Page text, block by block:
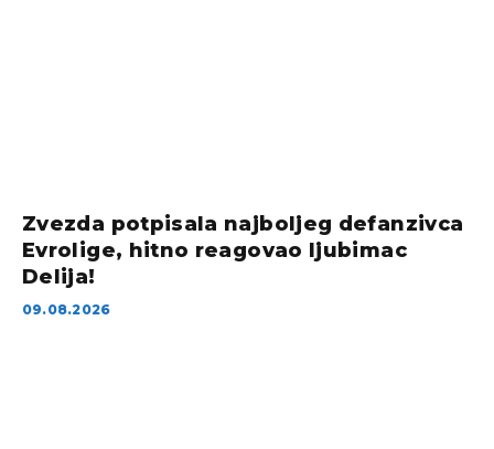
Zvezda potpisala najboljeg defanzivca
Evrolige, hitno reagovao ljubimac
Delija!
09.08.2026